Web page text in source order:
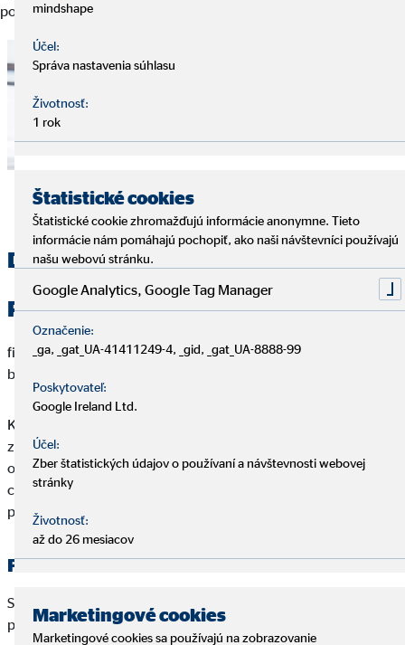
potreby i požiadavky a ponúkneme optimálne riešenie.
Druhy životného poistenia
Rizikové životné poistenie
finančne zabezpečuje samotného poisteného alebo jeho
blízkych.
Kryje možné riziká, ktoré vás môžu postretnúť. Tie dokážu
znížiť (zväčša sociálne zabezpečenie štátu) alebo úplne
odstaviť váš príjem, čo často spôsobuje nepriaznivý dopad na
chod domácnosti a v prípade úveru niekedy až existenčné
problémy.
Patria sem najmä:
Smrť, invalidita, kritická chorobu, trvalé následky úrazu,
pracovná neschopnosť, hospitalizácia...
mindshape
Účel:
Správa nastavenia súhlasu
Životnosť:
1 rok
Štatistické cookies
Štatistické cookie zhromažďujú informácie anonymne. Tieto
informácie nám pomáhajú pochopiť, ako naši návštevníci používajú
našu webovú stránku.
Google Analytics, Google Tag Manager
Označenie:
_ga, _gat_UA-41411249-4, _gid, _gat_UA-8888-99
Poskytovateľ:
Google Ireland Ltd.
Účel:
Zber štatistických údajov o používaní a návštevnosti webovej
stránky
Životnosť:
až do 26 mesiacov
Marketingové cookies
Marketingové cookies sa používajú na zobrazovanie